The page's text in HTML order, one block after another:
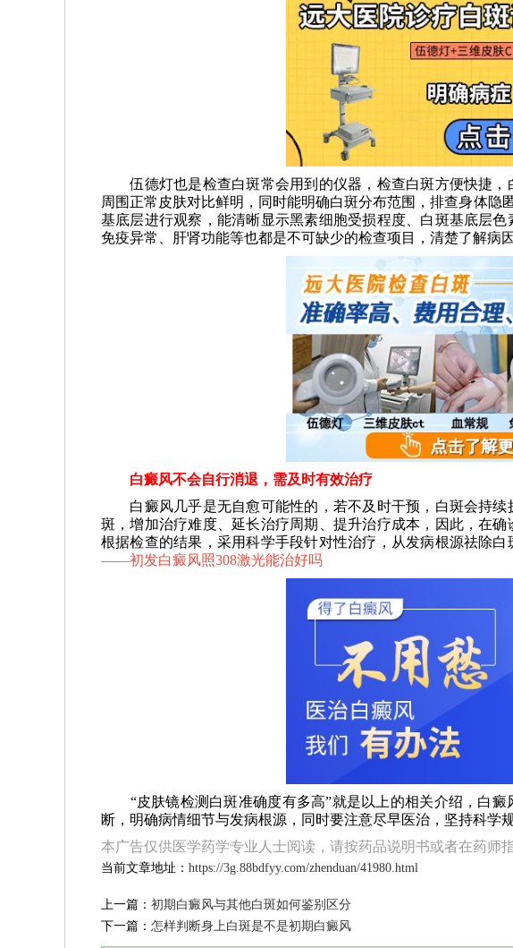
伍德灯也是检查白斑常会用到的仪器，检查白斑方便快捷，
周围正常皮肤对比鲜明，同时能明确白斑分布范围，排查身体隐
基底层进行观察，能清晰显示黑素细胞受损程度、白斑基底层
免疫异常、肝肾功能等也都是不可缺少的检查项目，清楚了解病
白癜风不会自行消退，需及时有效治疗
白癜风几乎是无自愈可能性的，若不及时干预，白斑会持续
斑，增加治疗难度、延长治疗周期、提升治疗成本，因此，在
根据检查的结果，采用科学手段针对性治疗，从发病根源祛除
——初发白癜风照308激光能治好吗
“皮肤镜检测白斑准确度有多高”就是以上的相关介绍，白癜
断，明确病情细节与发病根源，同时要注意尽早医治，坚持科学
本广告仅供医学药学专业人士阅读，请按药品说明书或者在药师
当前文章地址： https://3g.88bdfyy.com/zhenduan/41980.html
上一篇： 初期白癜风与其他白斑如何鉴别区分
下一篇： 怎样判断身上白斑是不是初期白癜风